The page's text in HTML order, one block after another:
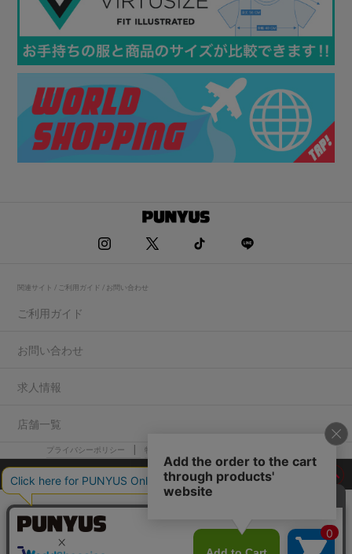
関連サイト / ご利用ガイド / お問い合わせ
ご利用ガイド
お問い合わせ
求人情報
店舗一覧
プライバシーポリシー 特定商取引法に基づく表記
COPYRIGHT WEGO.Co.,Ltd.All rights reserved